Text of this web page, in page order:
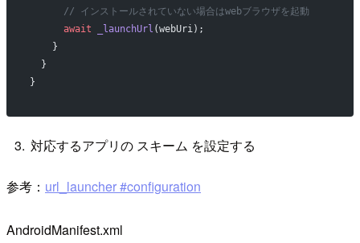
      // インストールされていない場合はwebブラウザを起動
      await
_launchUrl (webUri);
    }
  }
}
対応するアプリの スキーム を設定する
参考： url_launcher #configuration
AndroidManifest.xml